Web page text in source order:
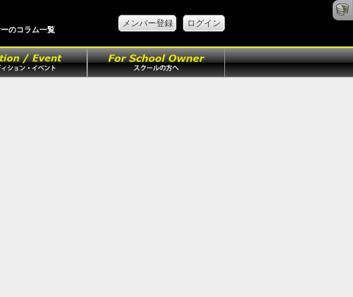
のコラム一覧
メンバー登録 ログイン